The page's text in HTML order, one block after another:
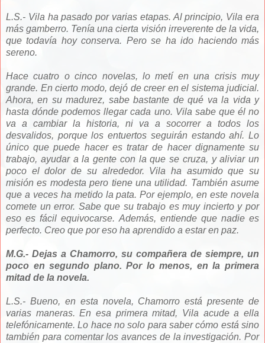
L.S.- Vila ha pasado por varias etapas. Al principio, Vila era
más gamberro. Tenía una cierta visión irreverente de la vida,
que todavía hoy conserva. Pero se ha ido haciendo más
sereno.
Hace cuatro o cinco novelas, lo metí en una crisis muy
grande. En cierto modo, dejó de creer en el sistema judicial.
Ahora, en su madurez, sabe bastante de qué va la vida y
hasta dónde podemos llegar cada uno. Vila sabe que él no
va a cambiar la historia, ni va a socorrer a todos los
desvalidos, porque los entuertos seguirán estando ahí. Lo
único que puede hacer es tratar de hacer dignamente su
trabajo, ayudar a la gente con la que se cruza, y aliviar un
poco el dolor de su alrededor. Vila ha asumido que su
misión es modesta pero tiene una utilidad. También asume
que a veces ha metido la pata. Por ejemplo, en este novela
comete un error. Sabe que su trabajo es muy incierto y por
eso es fácil equivocarse. Además, entiende que nadie es
perfecto. Creo que por eso ha aprendido a estar en paz.
M.G.- Dejas a Chamorro, su compañera de siempre, un
poco en segundo plano. Por lo menos, en la primera
mitad de la novela.
L.S.- Bueno, en esta novela, Chamorro está presente de
varias maneras. En esa primera mitad, Vila acude a ella
telefónicamente. Lo hace no solo para saber cómo está sino
también para comentar los avances de la investigación. Por